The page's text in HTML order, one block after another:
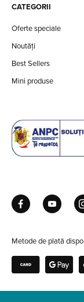
CATEGORII
Oferte speciale
Noutăți
Best Sellers
Mini produse
Metode de plată